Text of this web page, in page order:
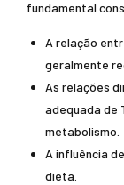
fundamental
A relação
geralmente
As relações
adequada de
metabolismo.
A influência
dieta.